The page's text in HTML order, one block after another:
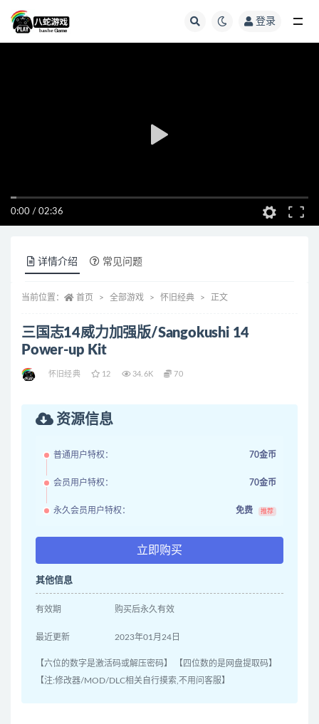
登录
0:00 / 02:36
详情介绍 常见问题
当前位置： 首页 全部游戏 怀旧经典 正文
三国志14威力加强版/Sangokushi 14
Power-up Kit
怀旧经典 12 34.6K 70
资源信息
普通用户特权： 70金币
会员用户特权： 70金币
永久会员用户特权： 免费 推荐
立即购买
其他信息
有效期 购买后永久有效
最近更新 2023年01月24日
【六位的数字是激活码或解压密码】 【四位数的是网盘提取码】
【注:修改器/MOD/DLC相关自行摸索,不用问客服】